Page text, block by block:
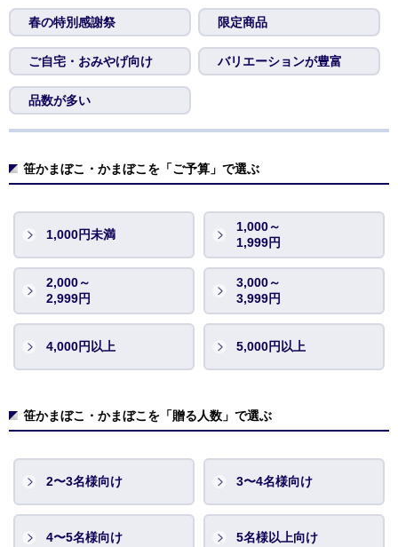
春の特別感謝祭 限定商品
ご自宅・おみやげ向け バリエーションが豊富
品数が多い
笹かまぼこ・かまぼこを「ご予算」で選ぶ
1,000円未満
1,000～
1,999円
2,000～
2,999円
3,000～
3,999円
4,000円以上 5,000円以上
笹かまぼこ・かまぼこを「贈る人数」で選ぶ
2〜3名様向け 3〜4名様向け
4〜5名様向け 5名様以上向け